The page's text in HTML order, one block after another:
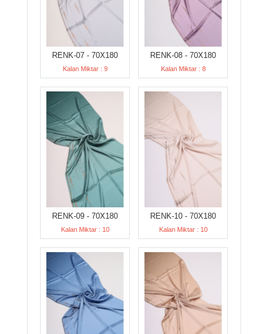
RENK-07 - 70X180
Kalan Miktar : 9
RENK-08 - 70X180
Kalan Miktar : 8
RENK-09 - 70X180
Kalan Miktar : 10
RENK-10 - 70X180
Kalan Miktar : 10